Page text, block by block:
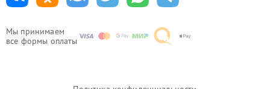
Мы принимаем
все формы оплаты